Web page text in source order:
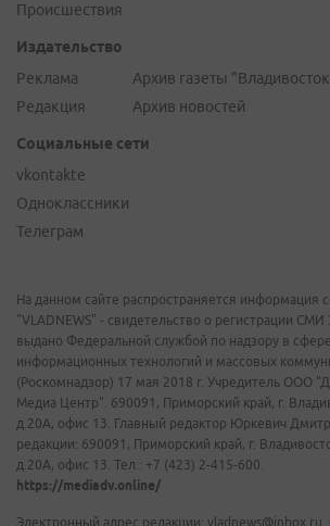
Происшествия
Издательство
Реклама
Редакция
Архив газеты
Архив новостей
Социальные сети
vkontakte
Одноклассники
Телеграм
На данном сайте распространяется информация
"VLADNEWS" - свидетельство о регистрации
выдано Федеральной службой по надзору в
информационных технологий и массовых
(Роскомнадзор) 17 мая 2018 г. Учредитель ООО
Медиа Центр". 690091, Приморский край, г.
д.20А, офис 13. Главный редактор Юркевич
редакции: 690091, Приморский край, г.
д.20А, офис 13. Тел.: +7 (423) 2-415-600.
https://mediadv.online/
Электронный адрес редакции: